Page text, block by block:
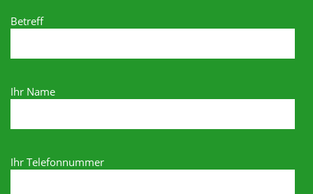
Betreff
Ihr Name
Ihr Telefonnummer